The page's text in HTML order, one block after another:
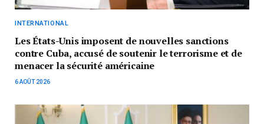
INTERNATIONAL
Les États-Unis imposent de nouvelles sanctions
contre Cuba, accusé de soutenir le terrorisme et de
menacer la sécurité américaine
6 AOÛT 2026